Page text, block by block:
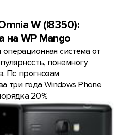
W (I8350):
на WP Mango
система от
понемногу
По прогнозам
три года Windows Phone
20%